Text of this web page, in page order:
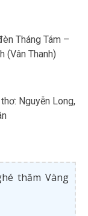
Tháng Tám –
(Vân Thanh)
Nguyễn Long,
thăm Vàng